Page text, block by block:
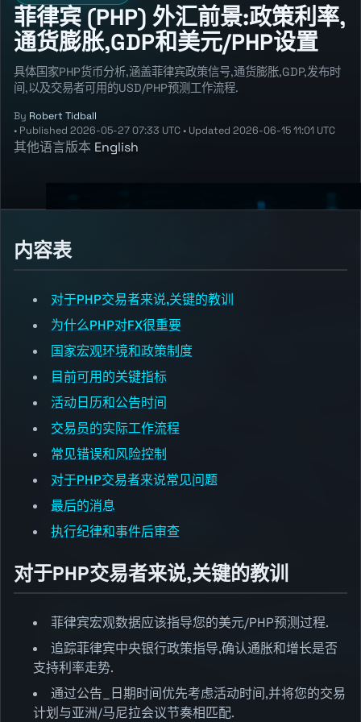
菲律宾 (PHP) 外汇前景:政策利率,
通货膨胀,GDP和美元/PHP设置
具体国家PHP货币分析,涵盖菲律宾政策信号,通货膨胀,GDP,发布时
间,以及交易者可用的USD/PHP预测工作流程.
By Robert Tidball
• Published 2026-05-27 07:33 UTC • Updated 2026-06-15 11:01 UTC
其他语言版本 English
内容表
对于PHP交易者来说,关键的教训
为什么PHP对FX很重要
国家宏观环境和政策制度
目前可用的关键指标
活动日历和公告时间
交易员的实际工作流程
常见错误和风险控制
对于PHP交易者来说常见问题
最后的消息
执行纪律和事件后审查
对于PHP交易者来说,关键的教训
菲律宾宏观数据应该指导您的美元/PHP预测过程.
追踪菲律宾中央银行政策指导,确认通胀和增长是否
支持利率走势.
通过公告_日期时间优先考虑活动时间,并将您的交易
计划与亚洲/马尼拉会议节奏相匹配.